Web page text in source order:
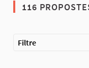
116
Filtre